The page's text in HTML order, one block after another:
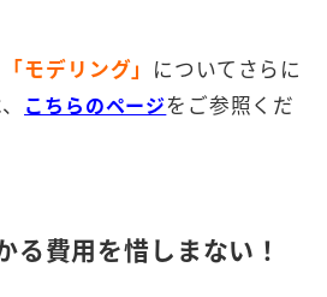
「モデリング」 についてさらに
こちらのページをご参照くだ
る費用を惜しまない！